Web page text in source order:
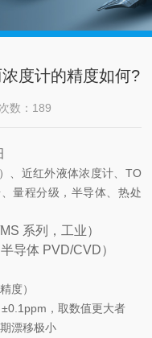
浓度计的精度如何?
数：189
、近红外液体浓度计、TO
量程分级，半导体、热处
系列，工业）
导体 PVD/CVD）
度）
，取数值更大者
漂移极小